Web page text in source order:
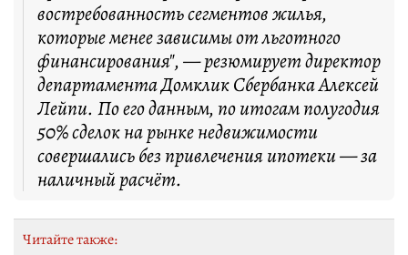
востребованность сегментов жилья,
которые менее зависимы от льготного
финансирования", — резюмирует директор
департамента Домклик Сбербанка Алексей
Лейпи. По его данным, по итогам полугодия
50% сделок на рынке недвижимости
совершались без привлечения ипотеки — за
наличный расчёт.
Читайте также: